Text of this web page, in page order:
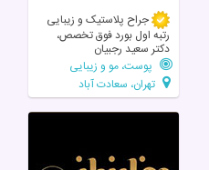
جراح پلاستیک و زیبایی
رتبه اول بورد فوق تخصص،
دکتر سعید رجبیان
پوست، مو و زیبایی
تهران، سعادت آباد